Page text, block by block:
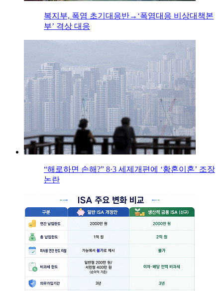
복지부, 폭염 초기대응반→‘폭염대응 비상대책본
부’ 격상 대응
“해로하면 손해?” 8·3 세제개편에 ‘황혼이혼’ 조장
논란